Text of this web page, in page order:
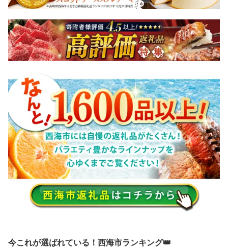
今これが選ばれている！西海市ランキング👑